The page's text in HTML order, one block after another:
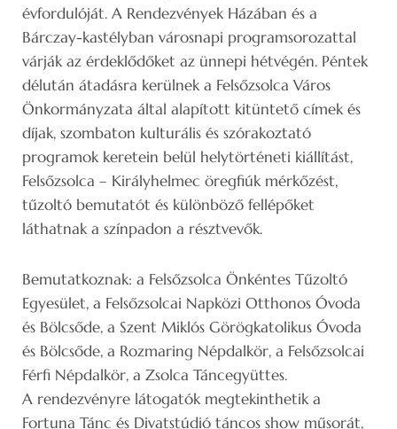
évfordulóját. A Rendezvények Házában és a
Bárczay-kastélyban városnapi programsorozattal
várják az érdeklődőket az ünnepi hétvégén. Péntek
délután átadásra kerülnek a Felsőzsolca Város
Önkormányzata által alapított kitüntető címek és
díjak, szombaton kulturális és szórakoztató
programok keretein belül helytörténeti kiállítást,
Felsőzsolca – Királyhelmec öregfiúk mérkőzést,
tűzoltó bemutatót és különböző fellépőket
láthatnak a színpadon a résztvevők.
Bemutatkoznak: a Felsőzsolca Önkéntes Tűzoltó
Egyesület, a Felsőzsolcai Napközi Otthonos Óvoda
és Bölcsőde, a Szent Miklós Görögkatolikus Óvoda
és Bölcsőde, a Rozmaring Népdalkör, a Felsőzsolcai
Férfi Népdalkör, a Zsolca Táncegyüttes.
A rendezvényre látogatók megtekinthetik a
Fortuna Tánc és Divatstúdió táncos show műsorát,